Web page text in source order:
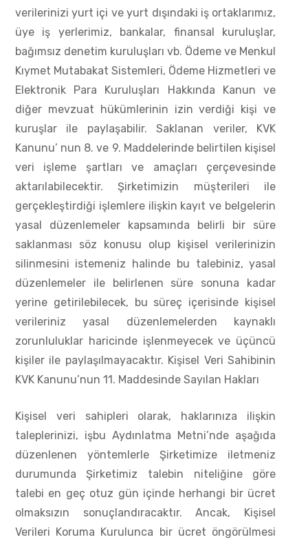
verilerinizi yurt içi ve yurt dışındaki iş ortaklarımız,
üye iş yerlerimiz, bankalar, finansal kuruluşlar,
bağımsız denetim kuruluşları vb. Ödeme ve Menkul
Kıymet Mutabakat Sistemleri, Ödeme Hizmetleri ve
Elektronik Para Kuruluşları Hakkında Kanun ve
diğer mevzuat hükümlerinin izin verdiği kişi ve
kuruşlar ile paylaşabilir. Saklanan veriler, KVK
Kanunu’ nun 8. ve 9. Maddelerinde belirtilen kişisel
veri işleme şartları ve amaçları çerçevesinde
aktarılabilecektir. Şirketimizin müşterileri ile
gerçekleştirdiği işlemlere ilişkin kayıt ve belgelerin
yasal düzenlemeler kapsamında belirli bir süre
saklanması söz konusu olup kişisel verilerinizin
silinmesini istemeniz halinde bu talebiniz, yasal
düzenlemeler ile belirlenen süre sonuna kadar
yerine getirilebilecek, bu süreç içerisinde kişisel
verileriniz yasal düzenlemelerden kaynaklı
zorunluluklar haricinde işlenmeyecek ve üçüncü
kişiler ile paylaşılmayacaktır. Kişisel Veri Sahibinin
KVK Kanunu’nun 11. Maddesinde Sayılan Hakları
Kişisel veri sahipleri olarak, haklarınıza ilişkin
taleplerinizi, işbu Aydınlatma Metni’nde aşağıda
düzenlenen yöntemlerle Şirketimize iletmeniz
durumunda Şirketimiz talebin niteliğine göre
talebi en geç otuz gün içinde herhangi bir ücret
olmaksızın sonuçlandıracaktır. Ancak, Kişisel
Verileri Koruma Kurulunca bir ücret öngörülmesi